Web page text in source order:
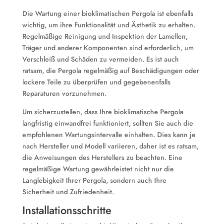
Die Wartung einer bioklimatischen Pergola ist ebenfalls
wichtig, um ihre Funktionalität und Ästhetik zu erhalten.
Regelmäßige Reinigung und Inspektion der Lamellen,
Träger und anderer Komponenten sind erforderlich, um
Verschleiß und Schäden zu vermeiden. Es ist auch
ratsam, die Pergola regelmäßig auf Beschädigungen oder
lockere Teile zu überprüfen und gegebenenfalls
Reparaturen vorzunehmen.
Um sicherzustellen, dass Ihre bioklimatische Pergola
langfristig einwandfrei funktioniert, sollten Sie auch die
empfohlenen Wartungsintervalle einhalten. Dies kann je
nach Hersteller und Modell variieren, daher ist es ratsam,
die Anweisungen des Herstellers zu beachten. Eine
regelmäßige Wartung gewährleistet nicht nur die
Langlebigkeit Ihrer Pergola, sondern auch Ihre
Sicherheit und Zufriedenheit.
Installationsschritte